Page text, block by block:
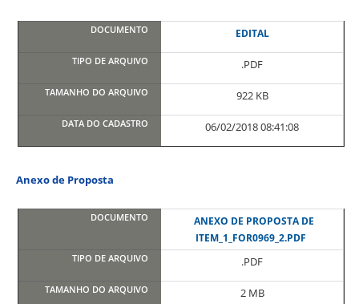
EDITAL
.PDF
922 KB
06/02/2018 08:41:08
Anexo de Proposta
ANEXO DE PROPOSTA DE
ITEM_1_FOR0969_2.PDF
.PDF
2 MB